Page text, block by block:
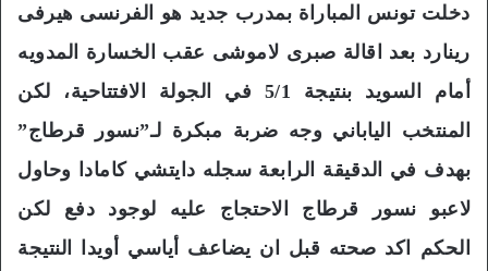
دخلت تونس المباراة بمدرب جديد هو الفرنسى هيرفى
رينارد بعد اقالة صبرى لاموشى عقب الخسارة المدويه
أمام السويد بنتيجة 5/1 في الجولة الافتتاحية، لكن
المنتخب الياباني وجه ضربة مبكرة لـ”نسور قرطاج”
بهدف في الدقيقة الرابعة سجله دايتشي كامادا وحاول
لاعبو نسور قرطاج الاحتجاج عليه لوجود دفع لكن
الحكم اكد صحته قبل ان يضاعف أياسي أويدا النتيجة